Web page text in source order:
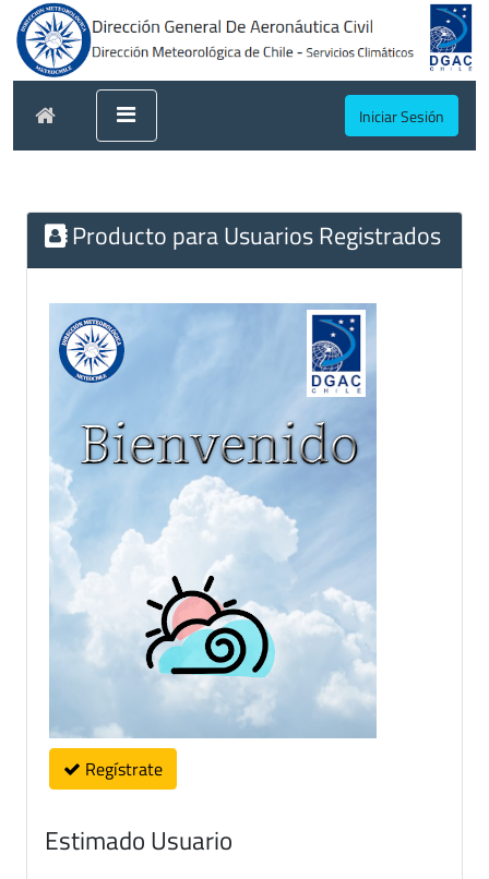
Iniciar Sesión
Producto para Usuarios Registrados
Regístrate
Estimado Usuario